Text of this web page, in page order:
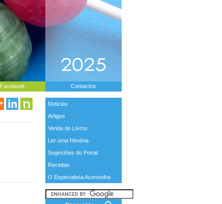
Facebook Contactos
Noticias
Artigos
Venda de Livros
Ler uma História
Sugestões do Portal
Receitas
O Especialista Aconselha